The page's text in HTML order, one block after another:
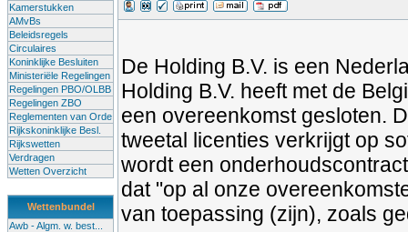
Kamerstukken
AMvBs
Beleidsregels
Circulaires
Koninklijke Besluiten
Ministeriële Regelingen
Regelingen PBO/OLBB
Regelingen ZBO
Reglementen van Orde
Rijkskoninklijke Besl.
Rijkswetten
Verdragen
Wetten Overzicht
Wettenbundel
Awb - Algm. w. best...
De Holding B.V. is een
Holding B.V. heeft met de
een overeenkomst gesloten.
tweetal licenties verkrijgt op
wordt een
dat "op al onze
van toepassing (zijn), zoals